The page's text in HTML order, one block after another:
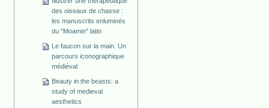
des oiseaux de chasse :
les manuscrits enluminés
du "Moamin" latin
Le faucon sur la main. Un
parcours iconographique
médiéval
Beauty in the beasts: a
study of medieval
aesthetics